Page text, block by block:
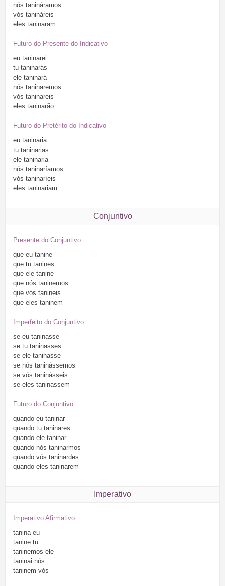
nós tanináramos
vós tanináreis
eles taninaram
Futuro do Presente do Indicativo
eu taninarei
tu taninarás
ele taninará
nós taninaremos
vós taninareis
eles taninarão
Futuro do Pretérito do Indicativo
eu taninaria
tu taninarias
ele taninaria
nós taninaríamos
vós taninaríeis
eles taninariam
Conjuntivo
Presente do Conjuntivo
que eu tanine
que tu tanines
que ele tanine
que nós taninemos
que vós tanineis
que eles taninem
Imperfeito do Conjuntivo
se eu taninasse
se tu taninasses
se ele taninasse
se nós taninássemos
se vós taninásseis
se eles taninassem
Futuro do Conjuntivo
quando eu taninar
quando tu taninares
quando ele taninar
quando nós taninarmos
quando vós taninardes
quando eles taninarem
Imperativo
Imperativo Afirmativo
tanina eu
tanine tu
taninemos ele
taninai nós
taninem vós